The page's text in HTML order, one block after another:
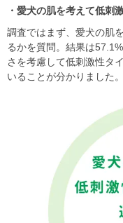
・愛犬の肌を考えて低刺
調査ではまず、愛犬の肌
るかを質問。結果は
さを考慮して低刺激性タ
いることが分かりました。